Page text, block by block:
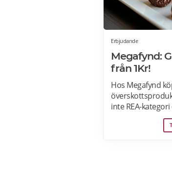
Erbjudande
Megafynd:
från 1Kr!
Hos Megafynd
inte REA-
Megafynd har
erbjudanden